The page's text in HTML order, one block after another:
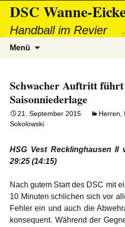
DSC Wanne-
Handball im Revier
Menü
Schwacher Auftritt
Saisonniederlage
21. September 2015 Herren
Sokolowski
HSG Vest Recklinghausen II
29:25 (14:15)
Nach gutem Start des DSC mit
10 Minuten schlichen sich vor
Fehler ein und auch die
konsequent. Während der